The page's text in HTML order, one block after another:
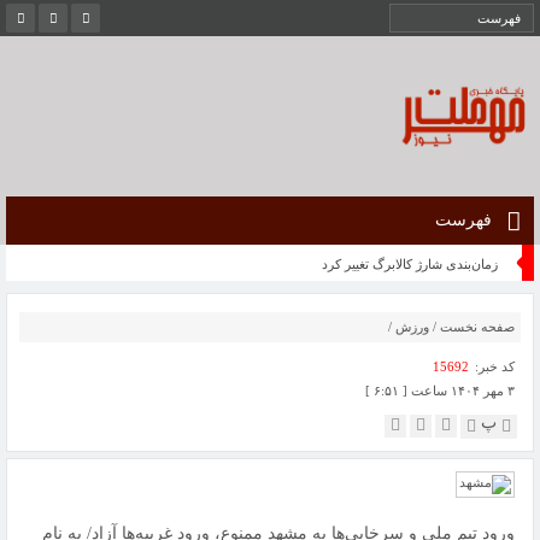
فهرست
زمان‌بندی شارژ کالابرگ تغییر کرد
صفحه نخست / ورزش /
کد خبر: 15692
۳ مهر ۱۴۰۴ ساعت [ ۶:۵۱ ]
پ
ورود تیم ملی و سرخابی‌ها به مشهد ممنوع، ورود غریبه‌ها آزاد/ به نام